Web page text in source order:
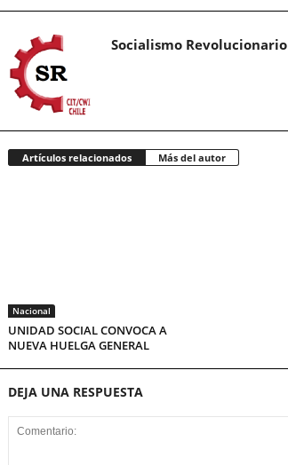
Socialismo Revolucionario
Artículos relacionados Más del autor
Nacional
UNIDAD SOCIAL CONVOCA A
NUEVA HUELGA GENERAL
DEJA UNA RESPUESTA